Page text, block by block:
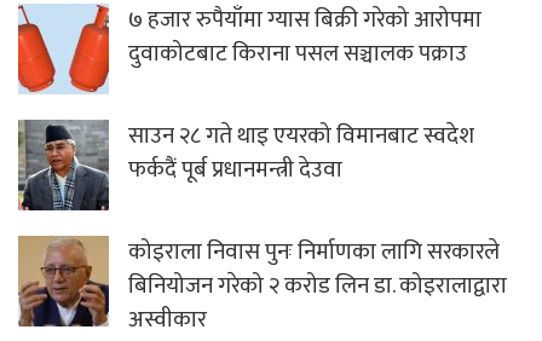
७ हजार रुपैयाँमा ग्यास बिक्री गरेको आरोपमा
दुवाकोटबाट किराना पसल सञ्चालक पक्राउ
साउन २८ गते थाइ एयरको विमानबाट स्वदेश
फर्कदैं पूर्ब प्रधानमन्त्री देउवा
कोइराला निवास पुनः निर्माणका लागि सरकारले
बिनियोजन गरेको २ करोड लिन डा. कोइरालाद्वारा
अस्वीकार